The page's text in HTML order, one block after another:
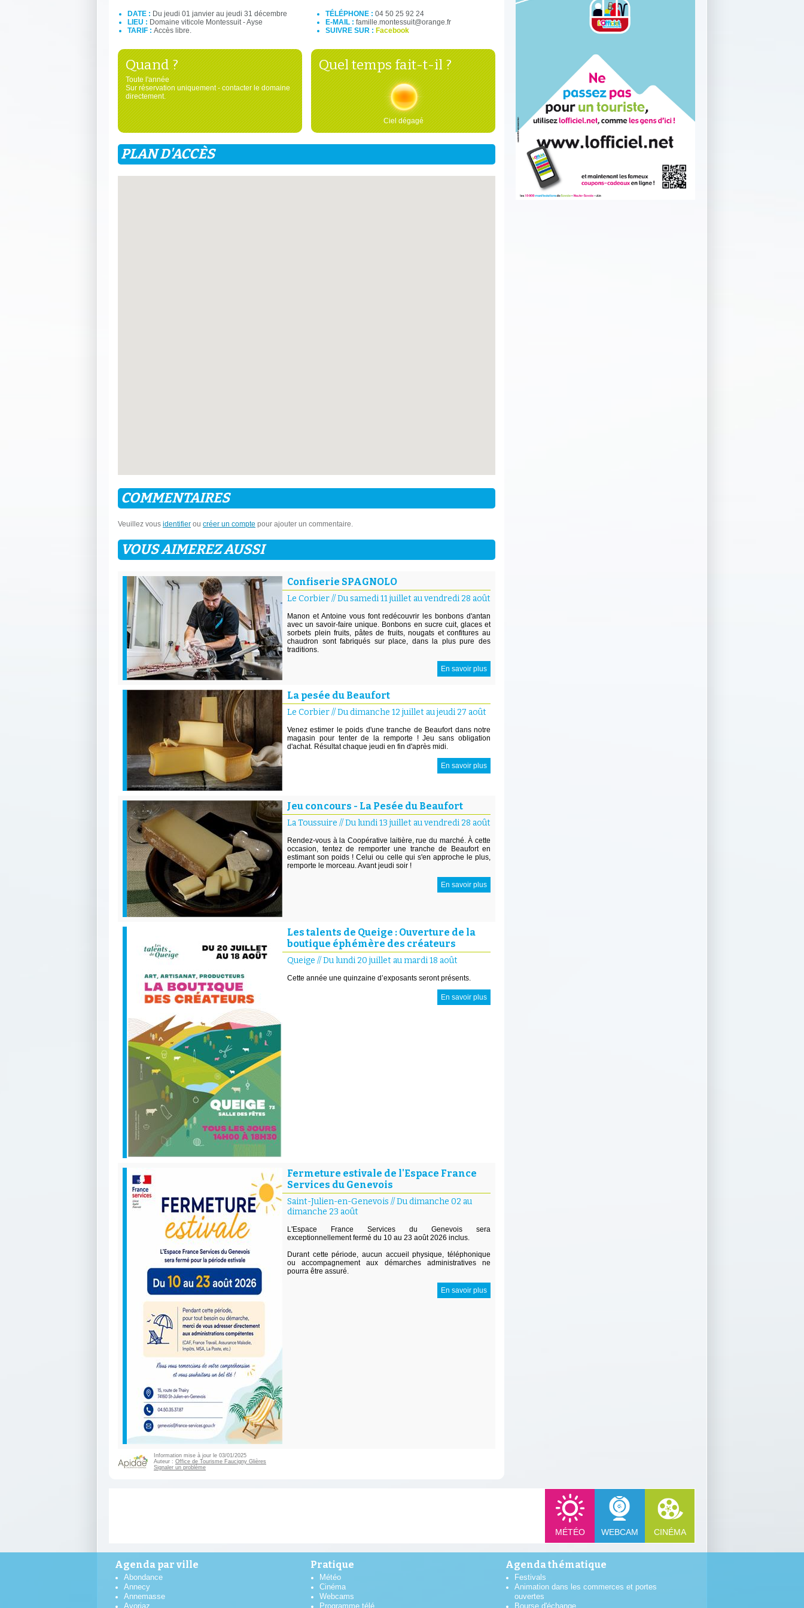
DATE : Du jeudi 01 janvier au jeudi 31 décembre
LIEU : Domaine viticole Montessuit - Ayse
TARIF : Accès libre.
TÉLÉPHONE : 04 50 25 92 24
E-MAIL : famille.montessuit@orange.fr
SUIVRE SUR : Facebook
Quand ?
Toute l'année
Sur réservation uniquement - contacter le domaine
directement.
Quel temps fait-t-il ?
Ciel dégagé
PLAN D'ACCÈS
COMMENTAIRES
Veuillez vous identifier ou créer un compte pour ajouter un commentaire.
VOUS AIMEREZ AUSSI
Confiserie SPAGNOLO
Le Corbier//Du samedi 11 juillet au vendredi 28 août
Manon et Antoine vous font redécouvrir les bonbons d'antan
avec un savoir-faire unique. Bonbons en sucre cuit, glaces et
sorbets plein fruits, pâtes de fruits, nougats et confitures au
chaudron sont fabriqués sur place, dans la plus pure des
traditions.
En savoir plus
La pesée du Beaufort
Le Corbier//Du dimanche 12 juillet au jeudi 27 août
Venez estimer le poids d'une tranche de Beaufort dans notre
magasin pour tenter de la remporte ! Jeu sans obligation
d'achat. Résultat chaque jeudi en fin d'après midi.
En savoir plus
Jeu concours - La Pesée du Beaufort
La Toussuire //Du lundi 13 juillet au vendredi 28 août
Rendez-vous à la Coopérative laitière, rue du marché. À cette
occasion, tentez de remporter une tranche de Beaufort en
estimant son poids ! Celui ou celle qui s'en approche le plus,
remporte le morceau. Avant jeudi soir !
En savoir plus
Les talents de Queige : Ouverture de la
boutique éphémère des créateurs
Queige //Du lundi 20 juillet au mardi 18 août
Cette année une quinzaine d’exposants seront présents.
En savoir plus
Fermeture estivale de l'Espace France
Services du Genevois
Saint-Julien-en-Genevois //Du dimanche 02 au
dimanche 23 août
L'Espace France Services du Genevois sera
exceptionnellement fermé du 10 au 23 août 2026 inclus.
Durant cette période, aucun accueil physique, téléphonique
ou accompagnement aux démarches administratives ne
pourra être assuré.
En savoir plus
Information mise à jour le 03/01/2025
Auteur : Office de Tourisme Faucigny Glières
Signaler un problème
MÉTÉO WEBCAM CINÉMA
Agenda par ville
Abondance
Annecy
Annemasse
Avoriaz
Pratique
Météo
Cinéma
Webcams
Programme télé
Agenda thématique
Festivals
Animation dans les commerces et portes
ouvertes
Bourse d'échange